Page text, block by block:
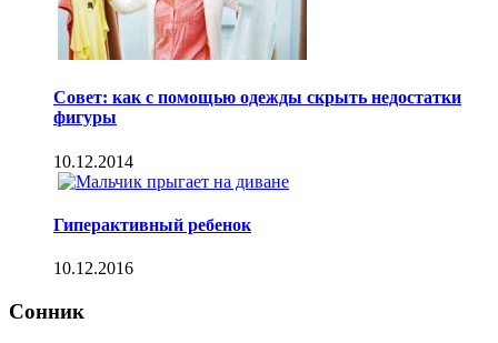
Совет: как с помощью одежды скрыть недостатки
фигуры
10.12.2014
Гиперактивный ребенок
10.12.2016
Сонник